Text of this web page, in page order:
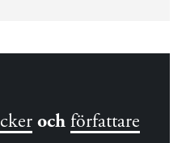
och författare